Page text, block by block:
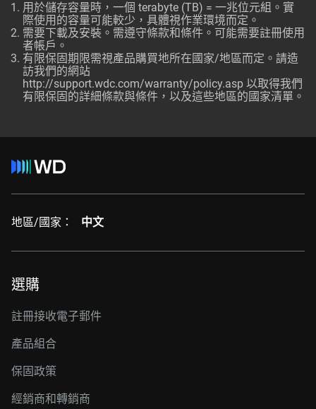
用於儲存容量時，一個 terabyte (TB) = 一兆位元組。實
際使用的容量可能較少，具體視作業環境而定。
需要下載及安裝。需遵守條款和條件。可能需要註冊使用
者帳戶。
有限保固期限需視產品購買地所在國家/地區而定。請造
訪我們的網站
http://support.wdc.com/warranty/policy.asp 以取得我們
有限保固的詳細條款與條件，以及這些地區的國家清單。
地區/國家： 中文
選購
註冊接收電子郵件
產品組合
保固政策
經銷商和轉銷商